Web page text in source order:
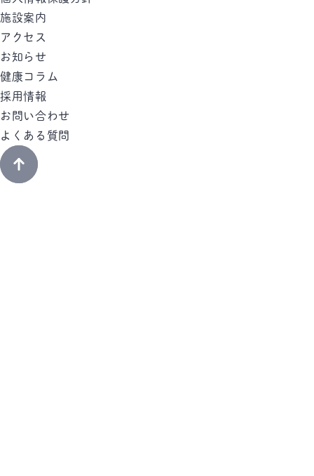
施設案内
アクセス
お知らせ
健康コラム
採用情報
お問い合わせ
よくある質問